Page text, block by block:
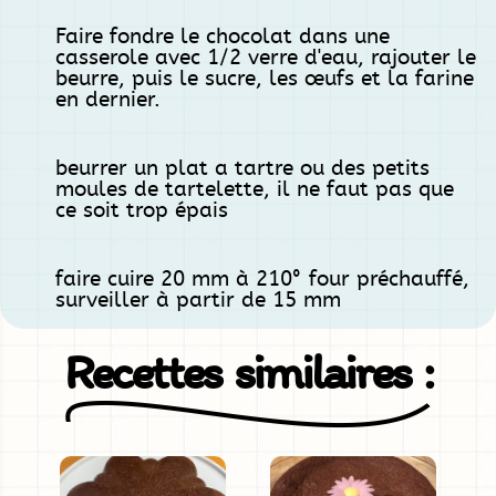
Faire fondre le chocolat dans une
casserole avec 1/2 verre d'eau, rajouter le
beurre, puis le sucre, les œufs et la farine
en dernier.
beurrer un plat a tartre ou des petits
moules de tartelette, il ne faut pas que
ce soit trop épais
faire cuire 20 mm à 210° four préchauffé,
surveiller à partir de 15 mm
Recettes similaires :